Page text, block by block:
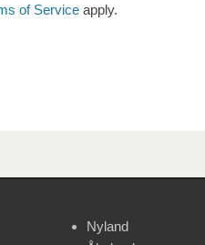
of Service apply.
Nyland